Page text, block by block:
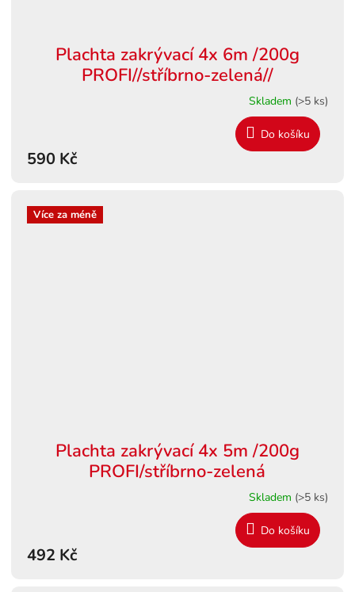
Plachta zakrývací 4x 6m /200g
PROFI//stříbrno-zelená//
Skladem (>5 ks)
590 Kč
Do košíku
Více za méně
Plachta zakrývací 4x 5m /200g
PROFI/stříbrno-zelená
Skladem (>5 ks)
492 Kč
Do košíku